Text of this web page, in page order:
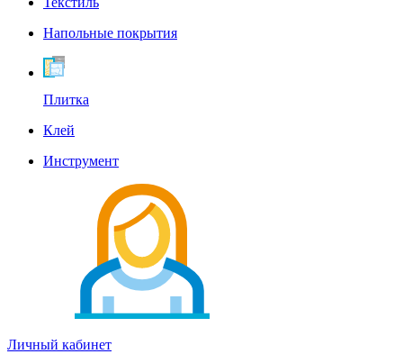
Напольные покрытия
Плитка
Клей
Инструмент
Личный кабинет